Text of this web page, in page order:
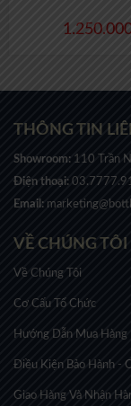
THÔNG TIN
Showroom: 110 Trần
Điện thoại:
Email:
VỀ CHÚNG TÔI
Về Chúng Tôi
Cơ Cấu Tổ Chức
Hướng Dẫn Mua Hàng
Điều Kiện Bảo Hành -
Giao Hàng Và Nhận